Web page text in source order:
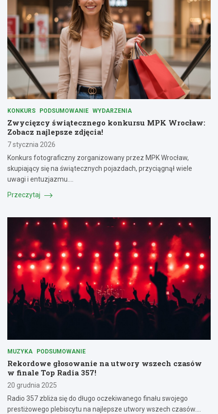
KONKURS PODSUMOWANIE WYDARZENIA
Zwycięzcy świątecznego konkursu MPK Wrocław:
Zobacz najlepsze zdjęcia!
7 stycznia 2026
Konkurs fotograficzny zorganizowany przez MPK Wrocław,
skupiający się na świątecznych pojazdach, przyciągnął wiele
uwagi i entuzjazmu.…
Przeczytaj
MUZYKA PODSUMOWANIE
Rekordowe głosowanie na utwory wszech czasów
w finale Top Radia 357!
20 grudnia 2025
Radio 357 zbliża się do długo oczekiwanego finału swojego
prestiżowego plebiscytu na najlepsze utwory wszech czasów.…